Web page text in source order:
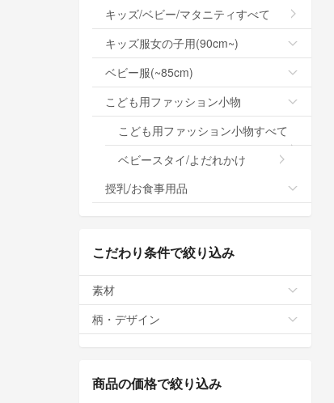
キッズ/ベビー/マタニティすべて
キッズ服女の子用(90cm~)
ベビー服(~85cm)
こども用ファッション小物
こども用ファッション小物すべて
ベビースタイ/よだれかけ
授乳/お食事用品
こだわり条件で絞り込み
素材
柄・デザイン
商品の価格で絞り込み